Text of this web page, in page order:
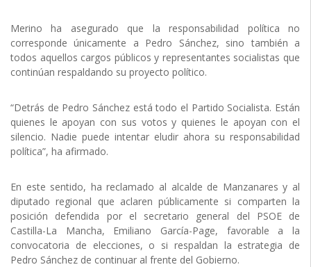
Merino ha asegurado que la responsabilidad política no
corresponde únicamente a Pedro Sánchez, sino también a
todos aquellos cargos públicos y representantes socialistas que
continúan respaldando su proyecto político.
“Detrás de Pedro Sánchez está todo el Partido Socialista. Están
quienes le apoyan con sus votos y quienes le apoyan con el
silencio. Nadie puede intentar eludir ahora su responsabilidad
política”, ha afirmado.
En este sentido, ha reclamado al alcalde de Manzanares y al
diputado regional que aclaren públicamente si comparten la
posición defendida por el secretario general del PSOE de
Castilla-La Mancha, Emiliano García-Page, favorable a la
convocatoria de elecciones, o si respaldan la estrategia de
Pedro Sánchez de continuar al frente del Gobierno.